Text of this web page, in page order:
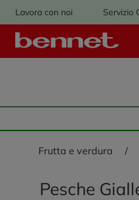
Lavora con noi Servizio
Logo Bennet -
frutta e verdura /
Pesche